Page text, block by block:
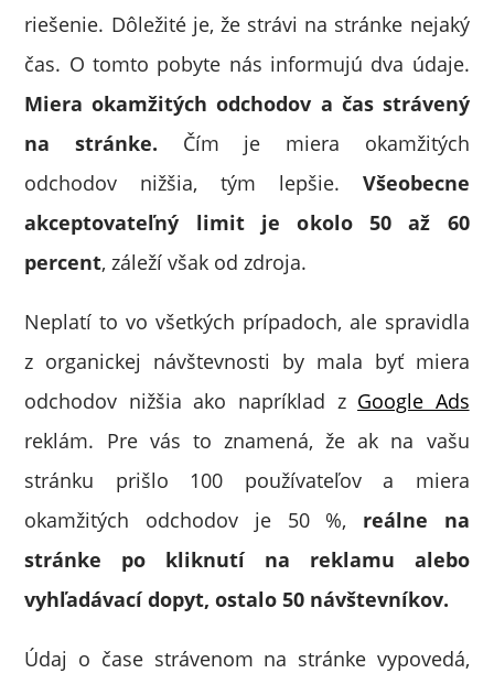
riešenie. Dôležité je, že strávi na stránke nejaký
čas. O tomto pobyte nás informujú dva údaje.
Miera okamžitých odchodov a čas strávený
na stránke. Čím je miera okamžitých
odchodov nižšia, tým lepšie. Všeobecne
akceptovateľný limit je okolo 50 až 60
percent, záleží však od zdroja.
Neplatí to vo všetkých prípadoch, ale spravidla
z organickej návštevnosti by mala byť miera
odchodov nižšia ako napríklad z Google Ads
reklám. Pre vás to znamená, že ak na vašu
stránku prišlo 100 používateľov a miera
okamžitých odchodov je 50 %, reálne na
stránke po kliknutí na reklamu alebo
vyhľadávací dopyt, ostalo 50 návštevníkov.
Údaj o čase strávenom na stránke vypovedá,